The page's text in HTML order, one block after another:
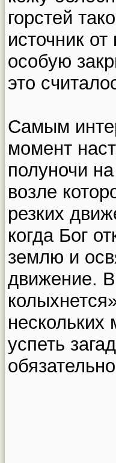
горстей
источник
особую
это
Самым
момент
полуночи
возле
резких
когда Бог
землю и
движение.
успеть